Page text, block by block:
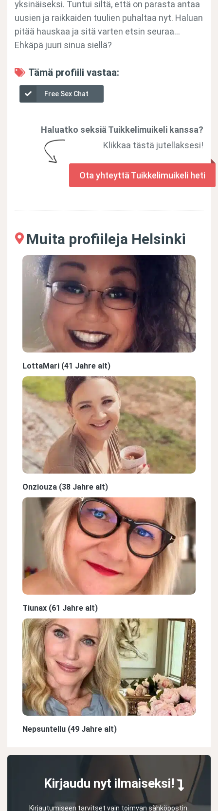
yksinäiseksi. Tuntui siltä, että on parasta antaa
uusien ja raikkaiden tuulien puhaltaa nyt. Haluan
pitää hauskaa ja sitä varten etsin seuraa…
Ehkäpä juuri sinua siellä?
Tämä profiili vastaa:
Free Sex Chat
Haluatko seksiä Tuikkelimuikeli kanssa?
Klikkaa tästä jutellaksesi!
Ota yhteyttä Tuikkelimuikeli heti
Muita profiileja Helsinki
LottaMari (41 Jahre alt)
Onziouza (38 Jahre alt)
Tiunax (61 Jahre alt)
Nepsuntellu (49 Jahre alt)
Kirjaudu nyt ilmaiseksi!
Kirjautumiseen tarvitset vain toimvan sähköpostin.